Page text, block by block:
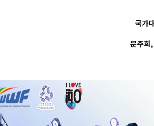
국가
문주희